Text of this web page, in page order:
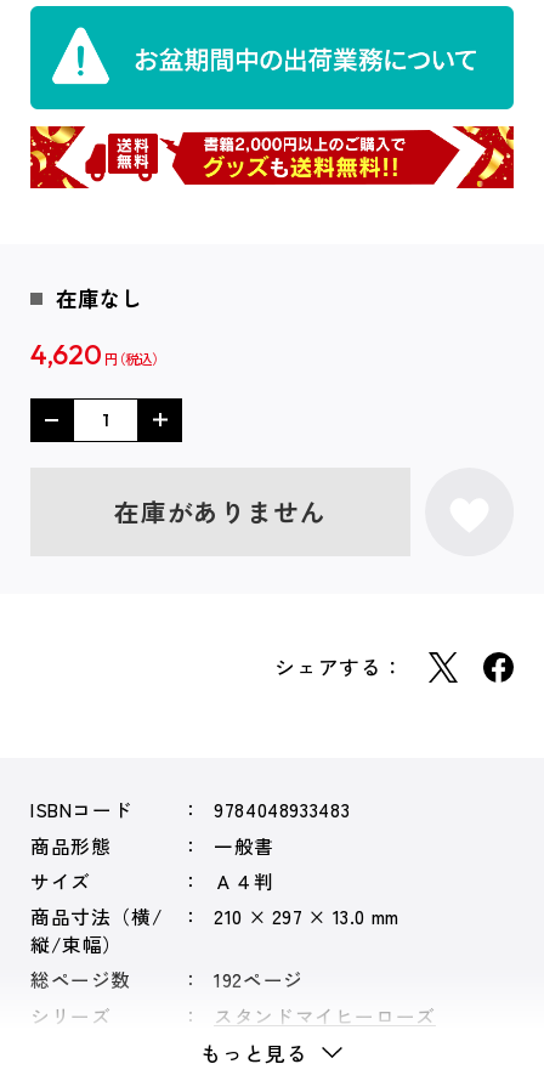
在庫なし
4,620 円
在庫がありません
シェアする：
ISBNコード
9784048933483
商品形態
一般書
サイズ
Ａ４判
商品寸法（横/
縦/束幅）
210 × 297 × 13.0 mm
総ページ数
192ページ
シリーズ
スタンドマイヒーローズ
もっと見る